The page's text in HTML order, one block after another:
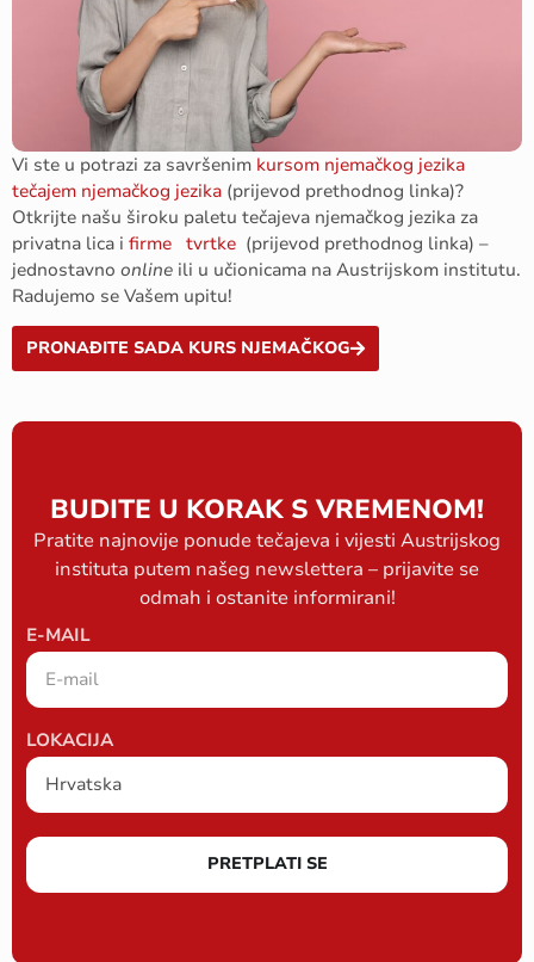
Vi ste u potrazi za savršenim kursom njemačkog jezika
tečajem njemačkog jezika (prijevod prethodnog linka)?
Otkrijte našu široku paletu tečajeva njemačkog jezika za
privatna lica i firme tvrtke (prijevod prethodnog linka) –
jednostavno online ili u učionicama na Austrijskom institutu.
Radujemo se Vašem upitu!
PRONAĐITE SADA KURS NJEMAČKOG
BUDITE U KORAK S VREMENOM!
Pratite najnovije ponude tečajeva i vijesti Austrijskog
instituta putem našeg newslettera – prijavite se
odmah i ostanite informirani!
E-MAIL
LOKACIJA
PRETPLATI SE